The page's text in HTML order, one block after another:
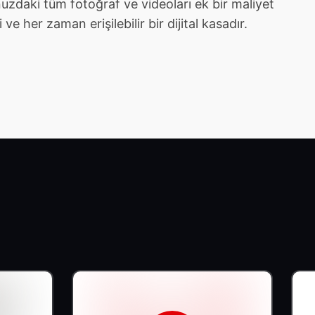
tüm fotoğraf ve videoları ek bir maliyet
her zaman erişilebilir bir dijital kasadır.